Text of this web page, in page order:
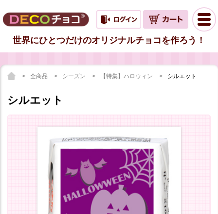
世界にひとつだけのオリジナルチョコを作ろう！
全商品 シーズン 【特集】ハロウィン シルエット
シルエット